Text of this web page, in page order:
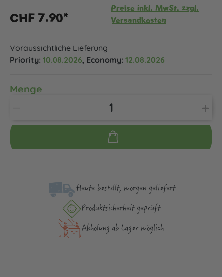
CHF 7.90*
Preise inkl. MwSt. zzgl.
Versandkosten
Voraussichtliche Lieferung
Priority: 10.08.2026, Economy: 12.08.2026
Menge
Heute bestellt, morgen geliefert
Produktsicher­heit geprüft
Abholung ab Lager möglich